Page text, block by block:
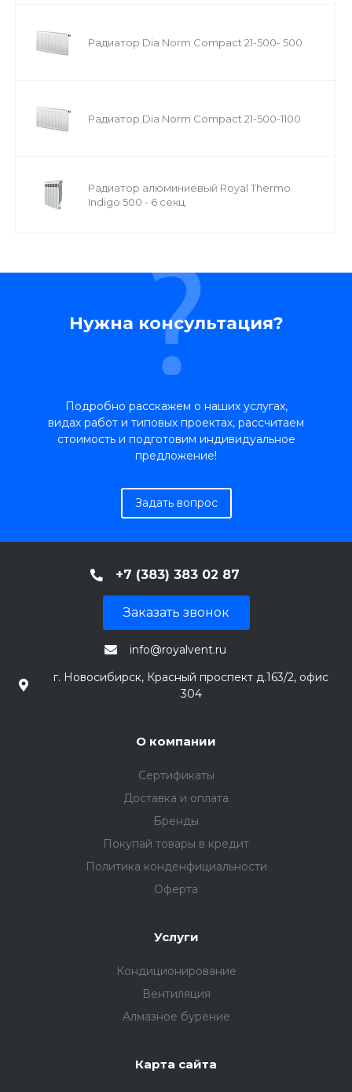
Радиатор Dia Norm Compact 21-500- 500
Радиатор Dia Norm Compact 21-500-1100
Радиатор алюминиевый Royal Thermo
Indigo 500 - 6 секц.
Нужна консультация?
Подробно расскажем о наших услугах,
видах работ и типовых проектах, рассчитаем
стоимость и подготовим индивидуальное
предложение!
Задать вопрос
+7 (383) 383 02 87
Заказать звонок
info@royalvent.ru
г. Новосибирск, Красный проспект д.163/2, офис
304
О компании
Сертификаты
Доставка и оплата
Бренды
Покупай товары в кредит
Политика конденфициальности
Оферта
Услуги
Кондиционирование
Вентиляция
Алмазное бурение
Карта сайта